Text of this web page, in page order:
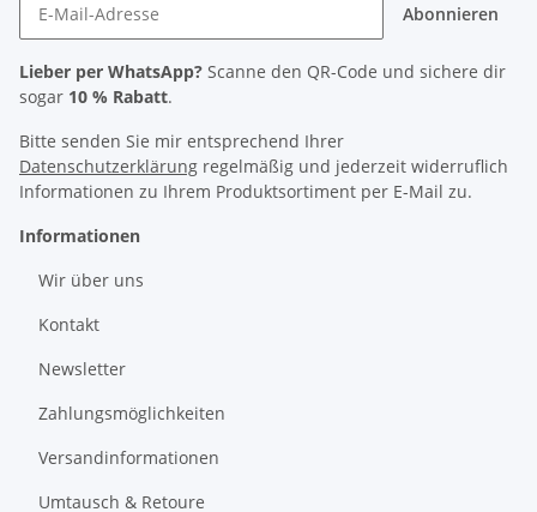
Abonnieren
Lieber per WhatsApp? Scanne den QR-Code und sichere dir
sogar 10 % Rabatt.
Bitte senden Sie mir entsprechend Ihrer
Datenschutzerklärung regelmäßig und jederzeit widerruflich
Informationen zu Ihrem Produktsortiment per E-Mail zu.
Informationen
Wir über uns
Kontakt
Newsletter
Zahlungsmöglichkeiten
Versandinformationen
Umtausch & Retoure